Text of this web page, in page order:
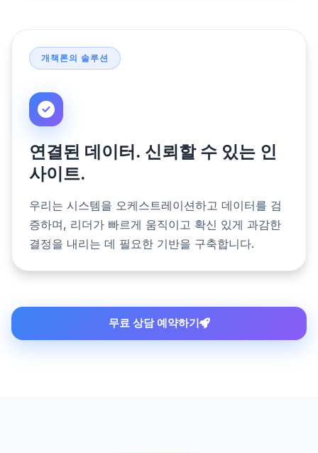
개책론의 솔루션
연결된 데이터. 신뢰할 수 있는 인
사이트.
우리는 시스템을 오케스트레이션하고 데이터를 검
증하며, 리더가 빠르게 움직이고 확신 있게 과감한
결정을 내리는 데 필요한 기반을 구축합니다.
무료 상담 예약하기